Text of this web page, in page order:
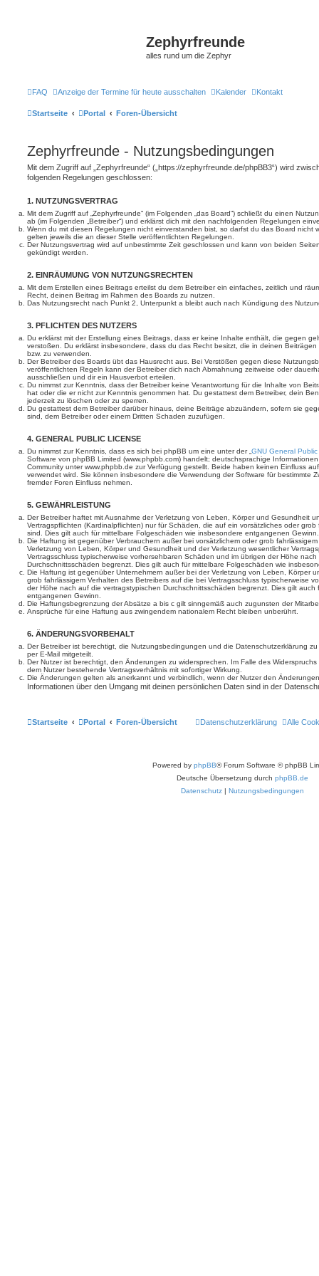
Zephyrfreunde
alles rund um die Zephyr
FAQ Anzeige der Termine für heute ausschalten Kalender Kontakt
Startseite Portal Foren-Übersicht
Zephyrfreunde - Nutzungsbedingungen
Mit dem Zugriff auf „Zephyrfreunde“ („https://zephyrfreunde.de/phpBB3“) wird
folgenden Regelungen geschlossen:
1. NUTZUNGSVERTRAG
Mit dem Zugriff auf „Zephyrfreunde“ (im Folgenden „das Board“) schließt du einen
ab (im Folgenden „Betreiber“) und erklärst dich mit den nachfolgenden Regelungen
Wenn du mit diesen Regelungen nicht einverstanden bist, so darfst du das Board nicht
gelten jeweils die an dieser Stelle veröffentlichten Regelungen.
Der Nutzungsvertrag wird auf unbestimmte Zeit geschlossen und kann von beiden
gekündigt werden.
2. EINRÄUMUNG VON NUTZUNGSRECHTEN
Mit dem Erstellen eines Beitrags erteilst du dem Betreiber ein einfaches, zeitlich und
Recht, deinen Beitrag im Rahmen des Boards zu nutzen.
Das Nutzungsrecht nach Punkt 2, Unterpunkt a bleibt auch nach Kündigung des
3. PFLICHTEN DES NUTZERS
Du erklärst mit der Erstellung eines Beitrags, dass er keine Inhalte enthält, die gegen
verstoßen. Du erklärst insbesondere, dass du das Recht besitzt, die in deinen
bzw. zu verwenden.
Der Betreiber des Boards übt das Hausrecht aus. Bei Verstößen gegen diese
veröffentlichten Regeln kann der Betreiber dich nach Abmahnung zeitweise oder
ausschließen und dir ein Hausverbot erteilen.
Du nimmst zur Kenntnis, dass der Betreiber keine Verantwortung für die Inhalte von
hat oder die er nicht zur Kenntnis genommen hat. Du gestattest dem Betreiber, dein
jederzeit zu löschen oder zu sperren.
Du gestattest dem Betreiber darüber hinaus, deine Beiträge abzuändern, sofern sie
sind, dem Betreiber oder einem Dritten Schaden zuzufügen.
4. GENERAL PUBLIC LICENSE
Du nimmst zur Kenntnis, dass es sich bei phpBB um eine unter der „ GNU General
Software von phpBB Limited (www.phpbb.com) handelt; deutschsprachige
Community unter www.phpbb.de zur Verfügung gestellt. Beide haben keinen Einfluss
verwendet wird. Sie können insbesondere die Verwendung der Software für bestimmte
fremder Foren Einfluss nehmen.
5. GEWÄHRLEISTUNG
Der Betreiber haftet mit Ausnahme der Verletzung von Leben, Körper und Gesundheit
Vertragspflichten (Kardinalpflichten) nur für Schäden, die auf ein vorsätzliches oder
sind. Dies gilt auch für mittelbare Folgeschäden wie insbesondere entgangenen Gewinn.
Die Haftung ist gegenüber Verbrauchern außer bei vorsätzlichem oder grob
Verletzung von Leben, Körper und Gesundheit und der Verletzung wesentlicher
Vertragsschluss typischerweise vorhersehbaren Schäden und im übrigen der Höhe
Durchschnittsschäden begrenzt. Dies gilt auch für mittelbare Folgeschäden wie
Die Haftung ist gegenüber Unternehmern außer bei der Verletzung von Leben, Körper
grob fahrlässigem Verhalten des Betreibers auf die bei Vertragsschluss typischerweise
der Höhe nach auf die vertragstypischen Durchschnittsschäden begrenzt. Dies gilt
entgangenen Gewinn.
Die Haftungsbegrenzung der Absätze a bis c gilt sinngemäß auch zugunsten der
Ansprüche für eine Haftung aus zwingendem nationalem Recht bleiben unberührt.
6. ÄNDERUNGSVORBEHALT
Der Betreiber ist berechtigt, die Nutzungsbedingungen und die Datenschutzerklärung
per E-Mail mitgeteilt.
Der Nutzer ist berechtigt, den Änderungen zu widersprechen. Im Falle des
dem Nutzer bestehende Vertragsverhältnis mit sofortiger Wirkung.
Die Änderungen gelten als anerkannt und verbindlich, wenn der Nutzer den
Informationen über den Umgang mit deinen persönlichen Daten sind in der
Startseite Portal Foren-Übersicht Alle
Datenschutzerklärung
Powered by phpBB® Forum Software © phpBB
Deutsche Übersetzung durch phpBB.de
Datenschutz | Nutzungsbedingungen